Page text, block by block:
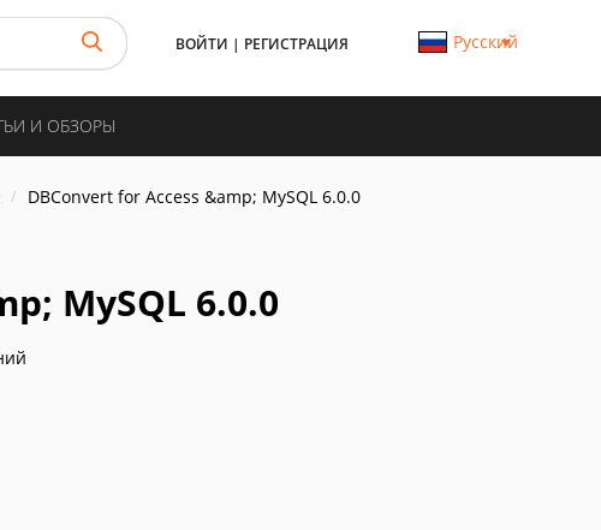
ВОЙТИ | РЕГИСТРАЦИЯ Русский
И ОБЗОРЫ
DBConvert for Access &amp; MySQL 6.0.0
MySQL 6.0.0